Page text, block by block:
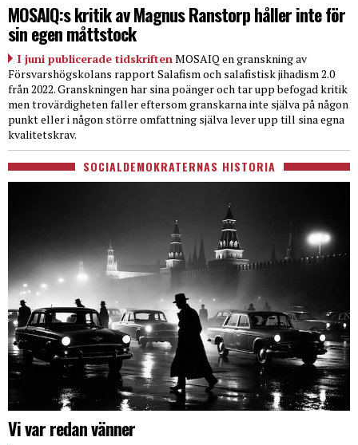
MOSAIQ:s kritik av Magnus Ranstorp håller inte för
sin egen måttstock
I juni publicerade tidskriftenMOSAIQ en granskning av
Försvarshögskolans rapport Salafism och salafistisk jihadism 2.0
från 2022. Granskningen har sina poänger och tar upp befogad kritik
men trovärdigheten faller eftersom granskarna inte själva på någon
punkt eller i någon större omfattning själva lever upp till sina egna
kvalitetskrav.
SOCIALDEMOKRATERNAS HISTORIA
Vi var redan vänner